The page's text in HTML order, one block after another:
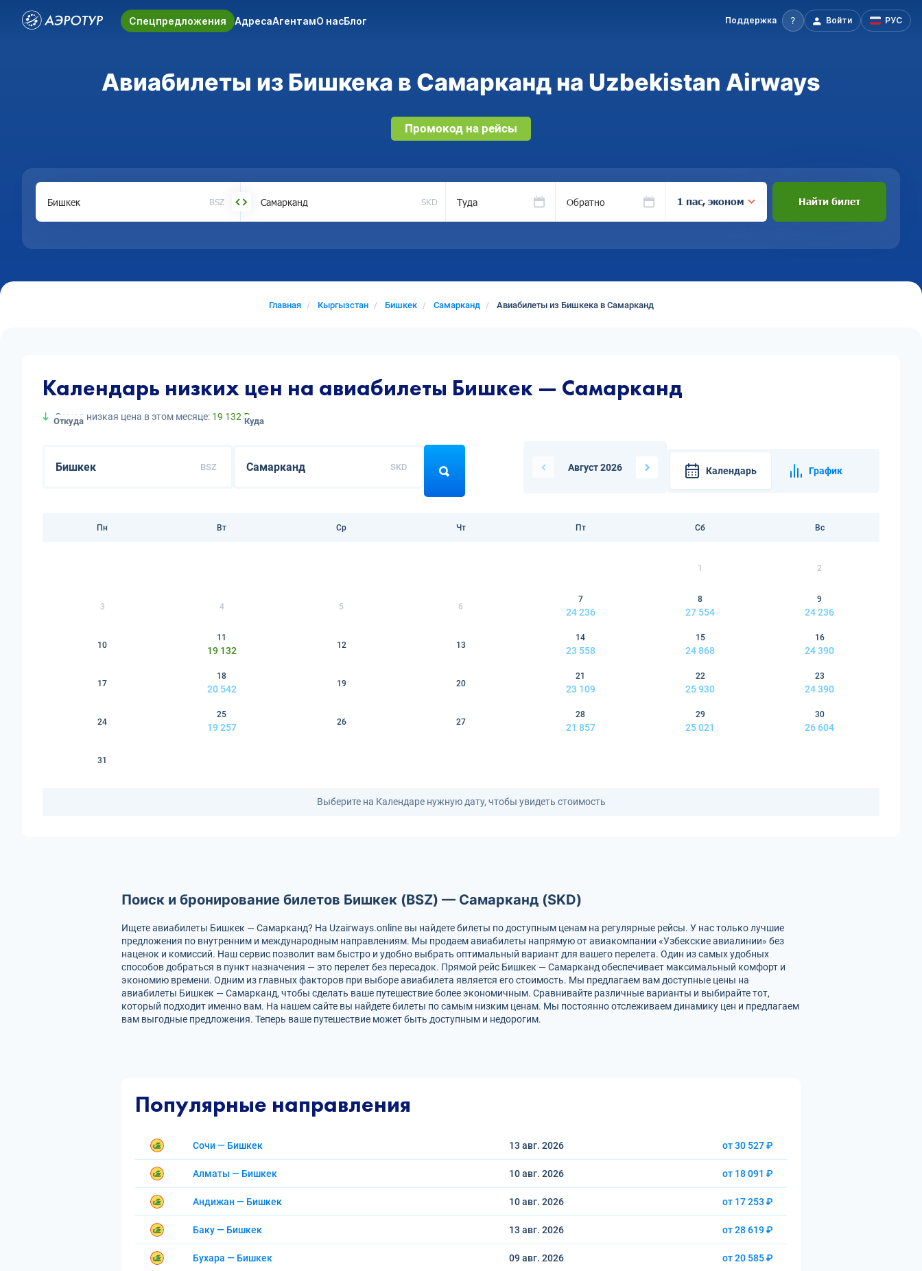
Спецпредложения АдресаАгентамО насБлог Поддержка Войти РУС
Авиабилеты из Бишкека в Самарканд на Uzbekistan Airways
Промокод на рейсы
BSZ SKD Туда Обратно 1 пас, эконом Найти билет
Главная Кыргызстан Бишкек Самарканд Авиабилеты из Бишкека в Самарканд
Календарь низких цен на авиабилеты Бишкек — Самарканд
Самая низкая цена в этом месяце: 19 132 ₽
Откуда
BSZ
Куда
SKD Август 2026 Календарь График
Пн Вт Ср Чт Пт Сб Вс
1 2
3 4 5 6
7
24 236
8
27 554
9
24 236
10
11
19 132
12 13
14
23 558
15
24 868
16
24 390
17
18
20 542
19 20
21
23 109
22
25 930
23
24 390
24
25
19 257
26 27
28
21 857
29
25 021
30
26 604
31
Выберите на Календаре нужную дату, чтобы увидеть стоимость
Поиск и бронирование билетов Бишкек (BSZ) — Самарканд (SKD)
Ищете авиабилеты Бишкек — Самарканд? На Uzairways.online вы найдете билеты по доступным ценам на регулярные рейсы. У нас только лучшие
предложения по внутренним и международным направлениям. Мы продаем авиабилеты напрямую от авиакомпании «Узбекские авиалинии» без
наценок и комиссий. Наш сервис позволит вам быстро и удобно выбрать оптимальный вариант для вашего перелета. Один из самых удобных
способов добраться в пункт назначения — это перелет без пересадок. Прямой рейс Бишкек — Самарканд обеспечивает максимальный комфорт и
экономию времени. Одним из главных факторов при выборе авиабилета является его стоимость. Мы предлагаем вам доступные цены на
авиабилеты Бишкек — Самарканд, чтобы сделать ваше путешествие более экономичным. Сравнивайте различные варианты и выбирайте тот,
который подходит именно вам. На нашем сайте вы найдете билеты по самым низким ценам. Мы постоянно отслеживаем динамику цен и предлагаем
вам выгодные предложения. Теперь ваше путешествие может быть доступным и недорогим.
Популярные направления
Сочи — Бишкек 13 авг. 2026 от 30 527 ₽
Алматы — Бишкек 10 авг. 2026 от 18 091 ₽
Андижан — Бишкек 10 авг. 2026 от 17 253 ₽
Баку — Бишкек 13 авг. 2026 от 28 619 ₽
Бухара — Бишкек 09 авг. 2026 от 20 585 ₽